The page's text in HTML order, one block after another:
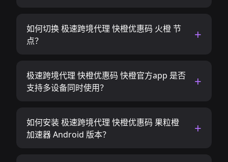
如何切换 极速跨境代理 快橙优惠码 火橙 节
点？
极速跨境代理 快橙优惠码 快橙官方app 是否
支持多设备同时使用？
如何安装 极速跨境代理 快橙优惠码 果粒橙
加速器 Android 版本？